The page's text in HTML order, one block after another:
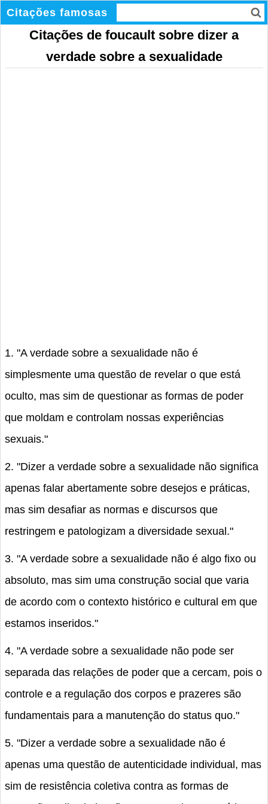
Citações famosas
Citações de foucault sobre dizer a
verdade sobre a sexualidade
1. "A verdade sobre a sexualidade não é
simplesmente uma questão de revelar o que está
oculto, mas sim de questionar as formas de poder
que moldam e controlam nossas experiências
sexuais."
2. "Dizer a verdade sobre a sexualidade não significa
apenas falar abertamente sobre desejos e práticas,
mas sim desafiar as normas e discursos que
restringem e patologizam a diversidade sexual."
3. "A verdade sobre a sexualidade não é algo fixo ou
absoluto, mas sim uma construção social que varia
de acordo com o contexto histórico e cultural em que
estamos inseridos."
4. "A verdade sobre a sexualidade não pode ser
separada das relações de poder que a cercam, pois o
controle e a regulação dos corpos e prazeres são
fundamentais para a manutenção do status quo."
5. "Dizer a verdade sobre a sexualidade não é
apenas uma questão de autenticidade individual, mas
sim de resistência coletiva contra as formas de